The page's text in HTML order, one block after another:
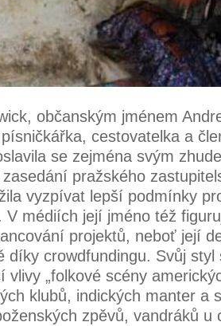
občanským jménem
cestovatelka a
se zejména svým
pražského
vyzpívat lepší podmínky
V médiích její jméno též
projektů, neboť její
díky crowdfundingu. Svůj styl
vlivy „folkové scény
klubů, indických manter a
zpěvů, vandráků u